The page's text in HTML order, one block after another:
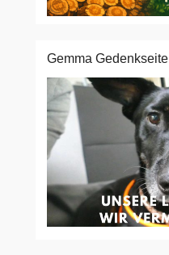
Gemma Gedenkseite